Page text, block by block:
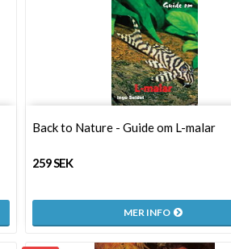
Back to Nature - Guide om L-malar
259 SEK
MER INFO